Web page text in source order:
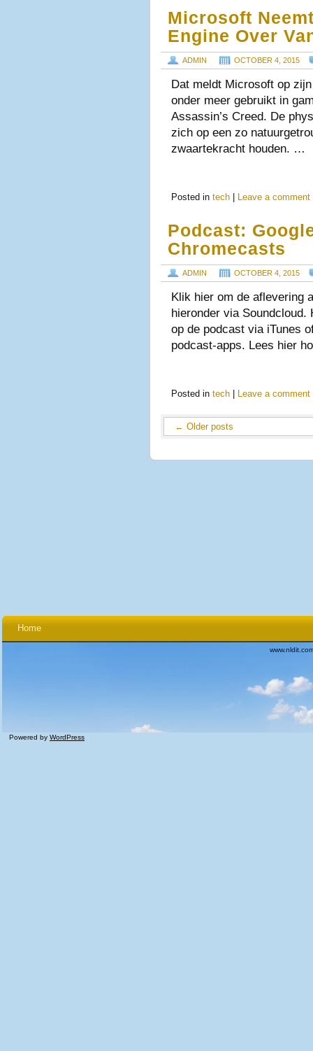
Microsoft
Engine Over
ADMIN OCTOBER 4, 2015
Dat meldt Microsoft op
onder meer gebruikt in
Assassin’s Creed. De
zich op een zo
zwaartekracht houden. …
Posted in tech Leave a comment
Podcast:
Chromecasts
ADMIN OCTOBER 4, 2015
Klik hier om de aflevering
hieronder via
op de podcast via iTunes
podcast-apps. Lees hier
Posted in tech Leave a comment
← Older posts
Home
Powered by WordPress